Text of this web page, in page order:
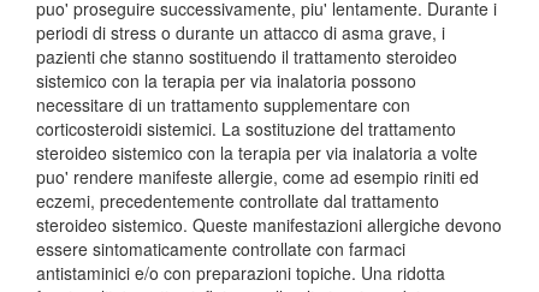
puo' proseguire successivamente, piu' lentamente. Durante i
periodi di stress o durante un attacco di asma grave, i
pazienti che stanno sostituendo il trattamento steroideo
sistemico con la terapia per via inalatoria possono
necessitare di un trattamento supplementare con
corticosteroidi sistemici. La sostituzione del trattamento
steroideo sistemico con la terapia per via inalatoria a volte
puo' rendere manifeste allergie, come ad esempio riniti ed
eczemi, precedentemente controllate dal trattamento
steroideo sistemico. Queste manifestazioni allergiche devono
essere sintomaticamente controllate con farmaci
antistaminici e/o con preparazioni topiche. Una ridotta